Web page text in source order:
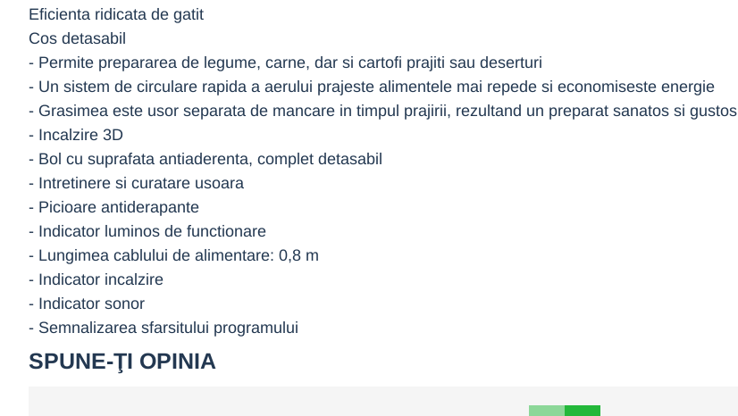
Eficienta ridicata de gatit
Cos detasabil
- Permite prepararea de legume, carne, dar si cartofi prajiti sau deserturi
- Un sistem de circulare rapida a aerului prajeste alimentele mai repede si economiseste energie
- Grasimea este usor separata de mancare in timpul prajirii, rezultand un preparat sanatos si gustos
- Incalzire 3D
- Bol cu suprafata antiaderenta, complet detasabil
- Intretinere si curatare usoara
- Picioare antiderapante
- Indicator luminos de functionare
- Lungimea cablului de alimentare: 0,8 m
- Indicator incalzire
- Indicator sonor
- Semnalizarea sfarsitului programului
SPUNE-ŢI OPINIA